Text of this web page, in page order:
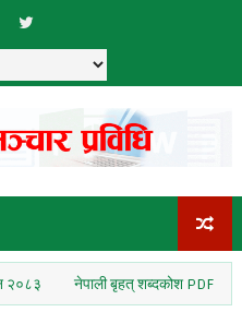
नेपाली बृहत् शब्दकोश PDF कक्षा १०